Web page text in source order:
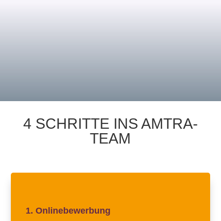
4 SCHRITTE INS AMTRA-
TEAM
1. Onlinebewerbung
Bewerbung. Hier kannst Du ganz einfach
Anschreiben, Lebenslauf und weitere Dokumente